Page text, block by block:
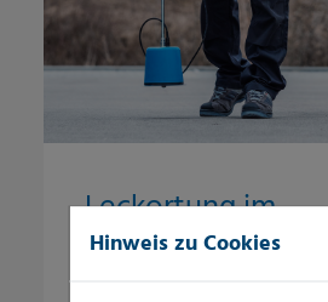
Leckortung im
Außenbereich
Hinweis zu Cookies